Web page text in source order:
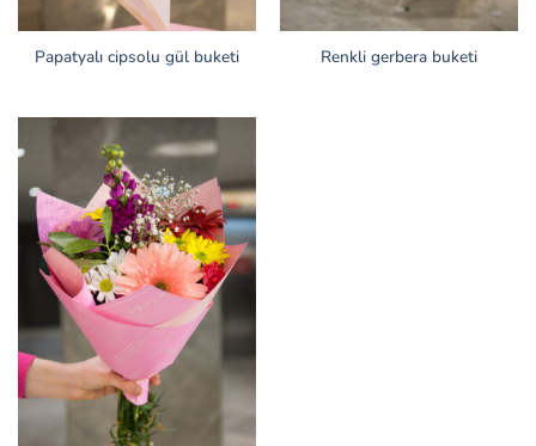
Papatyalı cipsolu gül buketi Renkli gerbera buketi